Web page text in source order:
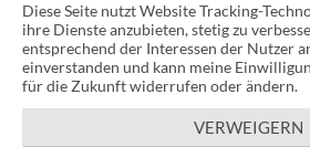
Diese Seite nutzt Website Tracking-
ihre Dienste anzubieten, stetig zu
entsprechend der Interessen der Nutzer
einverstanden und kann meine
für die Zukunft widerrufen oder ändern.
VERWEIGERN